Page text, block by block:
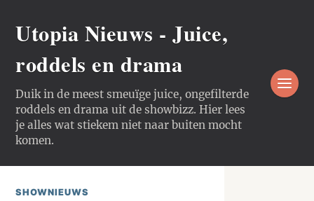
Utopia Nieuws - Juice,
roddels en drama
Duik in de meest smeuïge juice, ongefilterde
roddels en drama uit de showbizz. Hier lees
je alles wat stiekem niet naar buiten mocht
komen.
SHOWNIEUWS